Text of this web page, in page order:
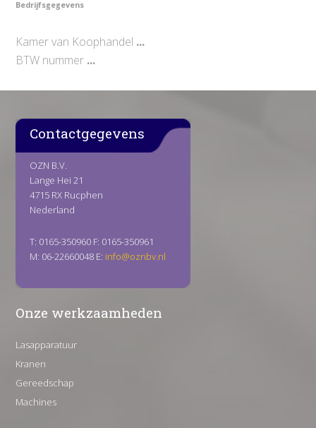
Bedrijfsgegevens
Kamer van Koophandel ...
BTW nummer ...
Contactgegevens
OZN B.V.
Lange Hei 21
4715 RX Rucphen
Nederland
T: 0165-350960 F: 0165-350961
M: 06-22660048 E: info@oznbv.nl
Onze werkzaamheden
Lasapparatuur
Kranen
Gereedschap
Machines